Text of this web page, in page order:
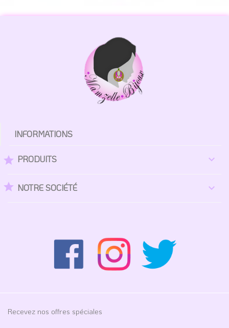
INFORMATIONS
star PRODUITS 
star NOTRE SOCIÉTÉ 
Recevez nos offres spéciales